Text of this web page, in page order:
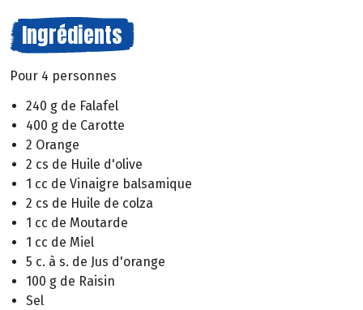
Ingrédients
Pour 4 personnes
240 g de Falafel
400 g de Carotte
2 Orange
2 cs de Huile d'olive
1 cc de Vinaigre balsamique
2 cs de Huile de colza
1 cc de Moutarde
1 cc de Miel
5 c. à s. de Jus d'orange
100 g de Raisin
Sel